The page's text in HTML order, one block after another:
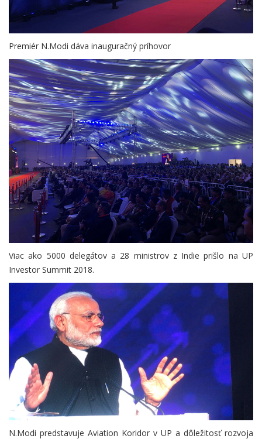
Premiér N.Modi dáva inauguračný príhovor
Viac ako 5000 delegátov a 28 ministrov z Indie prišlo na UP
Investor Summit 2018.
N.Modi predstavuje Aviation Koridor v UP a dôležitosť rozvoja